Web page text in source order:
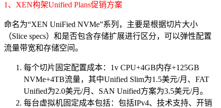
1、XEN构架Unified Plans促销方案
命名为“XEN UniFied NVMe”系列，主要是根据切片大小
（Slice specs）和是否包含存储扩展进行区分，可以弹性配置
流量带宽和存储空间。
每个切片固定配置成本：1v CPU+4GB内存+125GB
NVMe+4TB流量，其中Unified Slim为1.5美元/月、FAT
Unified为2.0美元/月、SAN Unified方案为3.5美元/月。
每台虚拟机固定成本包括：包括IPv4、技术支持、开销